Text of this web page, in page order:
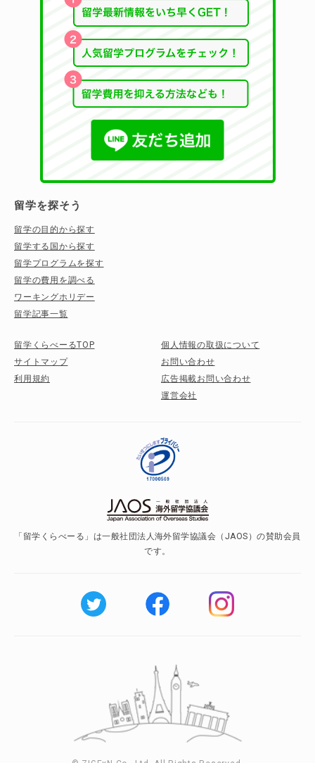
留学を探そう
留学の目的から探す
留学する国から探す
留学プログラムを探す
留学の費用を調べる
ワーキングホリデー
留学記事一覧
留学くらべーるTOP
サイトマップ
利用規約
個人情報の取扱について
お問い合わせ
広告掲載お問い合わせ
運営会社
「留学くらべーる」は一般社団法人海外留学協議会（JAOS）の賛助会員
です。